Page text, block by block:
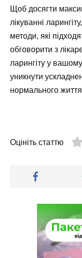
Щоб досягти
лікуванні
методи, які
обговорити з
ларингіту у
уникнути
нормального
Оцініть статтю